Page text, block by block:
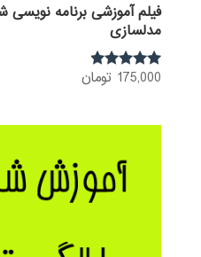
فیلم آموزشی برنامه
مدلسازی
نمره
175,000 تومان